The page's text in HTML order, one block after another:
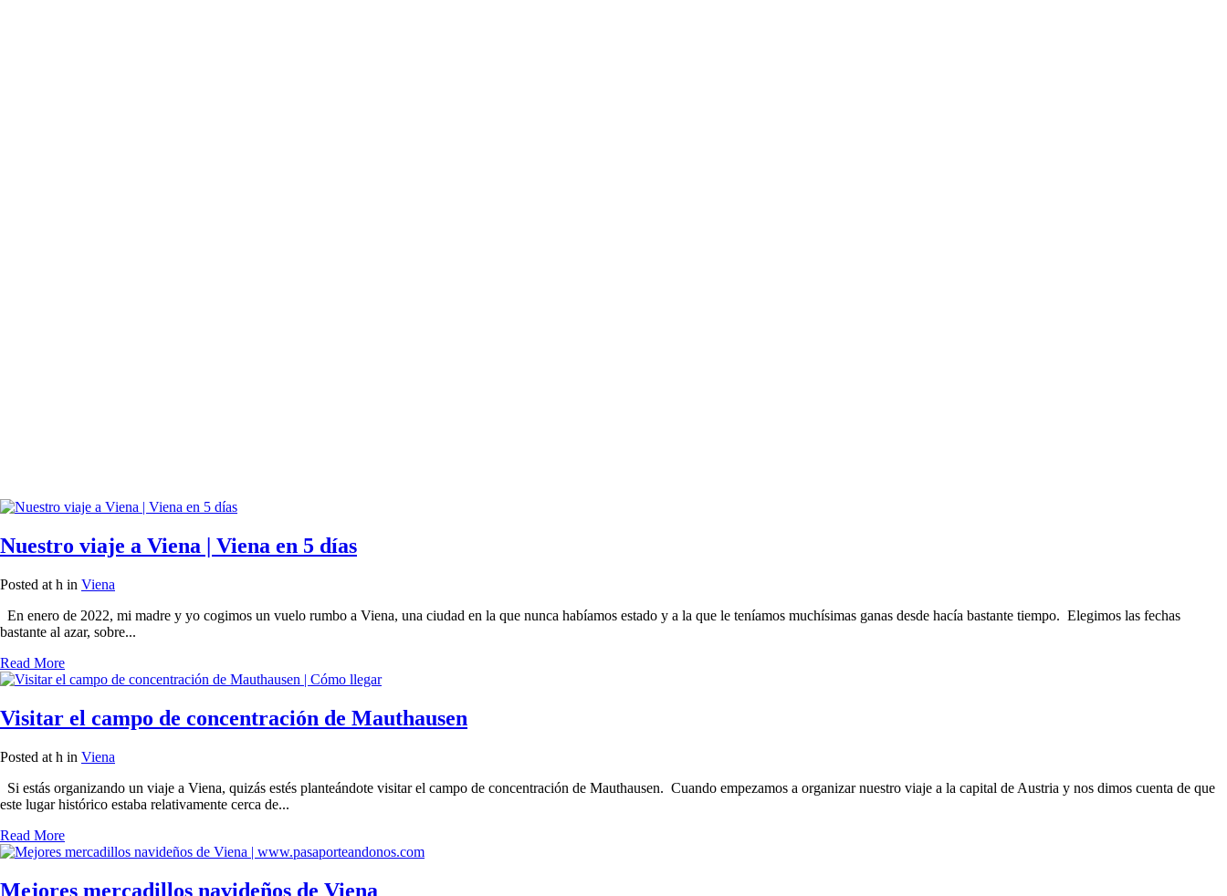
Nuestro viaje a Viena | Viena en 5 días
Posted at h in Viena
En enero de 2022, mi madre y yo cogimos un vuelo rumbo a Viena, una ciudad en la que nunca habíamos estado y a la que le teníamos muchísimas ganas desde hacía bastante tiempo. Elegimos las fechas
bastante al azar, sobre...
Read More
Visitar el campo de concentración de Mauthausen
Posted at h in Viena
Si estás organizando un viaje a Viena, quizás estés planteándote visitar el campo de concentración de Mauthausen. Cuando empezamos a organizar nuestro viaje a la capital de Austria y nos dimos cuenta de que
este lugar histórico estaba relativamente cerca de...
Read More
Mejores mercadillos navideños de Viena